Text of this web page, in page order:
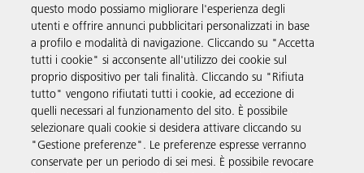
Prodotti e servizi
Supporto
Link utili
questo modo possiamo migliorare l'esperienza degli
utenti e offrire annunci pubblicitari personalizzati in base
a profilo e modalità di navigazione. Cliccando su "Accetta
tutti i cookie" si acconsente all'utilizzo dei cookie sul
proprio dispositivo per tali finalità. Cliccando su "Rifiuta
tutto" vengono rifiutati tutti i cookie, ad eccezione di
quelli necessari al funzionamento del sito. È possibile
selezionare quali cookie si desidera attivare cliccando su
"Gestione preferenze". Le preferenze espresse verranno
conservate per un periodo di sei mesi. È possibile revocare